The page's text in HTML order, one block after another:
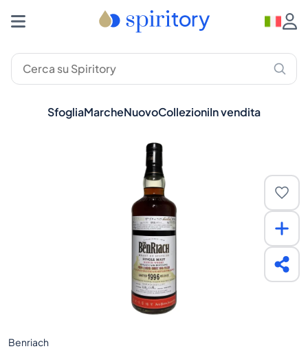
SfogliaMarcheNuovoCollezioniIn vendita
Benriach